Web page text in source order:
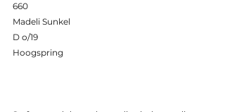
660
Madeli Sunkel
D o/19
Hoogspring